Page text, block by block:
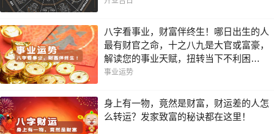
八字看事业，财富伴终生！哪日出生的人
最有财官之命，十之八九是大官或富豪，
解读您的事业天赋，扭转当下不利困
局！！
事业运势
身上有一物，竟然是财富，财运差的人怎
么转运？发家致富的秘诀都在这里！